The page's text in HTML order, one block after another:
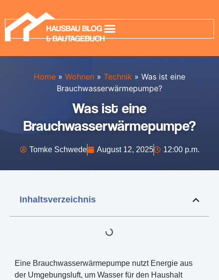
Home » Wohnen » Technik » Was ist eine
Brauchwasserwärmepumpe?
Was ist eine
Brauchwasserwärmepumpe?
Tomke Schwede August 12, 2025 12:00 p.m.
Inhaltsverzeichnis
Eine Brauchwasserwärmepumpe nutzt Energie aus
der Umgebungsluft, um Wasser für den Haushalt